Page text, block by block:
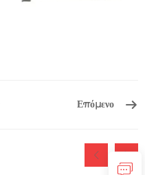
Επόμενο